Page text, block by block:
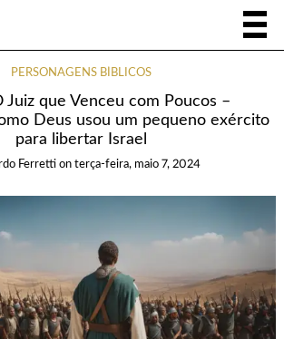
PERSONAGENS BÍBLICOS
Juiz que Venceu com Poucos –
Deus usou um pequeno exército
para libertar Israel
Ferretti on terça-feira, maio 7, 2024